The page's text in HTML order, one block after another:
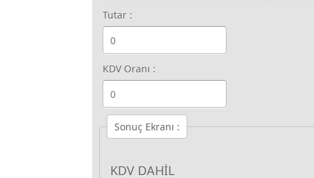
Tutar :
KDV Oranı :
Sonuç Ekranı :
KDV DAHİL